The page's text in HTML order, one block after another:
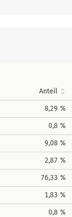
Anteil
8,29 %
0,8 %
9,08 %
2,87 %
76,33 %
1,83 %
0,8 %